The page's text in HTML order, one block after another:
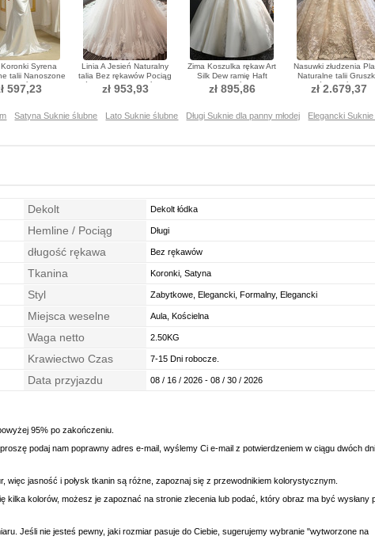
Koronki Syrena
talii Nanoszone
ślubne
597,23
Linia A Jesień Naturalny
talia Bez rękawów Pociąg
królewski Sukienka ślubne
zł 953,93
Zima Koszulka rękaw Art
Silk Dew ramię Haft
Sukienka ślubne
zł 895,86
Nasuwki złudzenia
Naturalne talii
Spódnica ślubne
zł 2.679,37
Satyna Suknie ślubne Lato Suknie ślubne Długi Suknie dla panny młodej
Elegancki Suknie
Dekolt Dekolt łódka
Hemline / Pociąg Długi
długość rękawa Bez rękawów
Tkanina Koronki, Satyna
Styl Zabytkowe, Elegancki, Formalny, Elegancki
Miejsca weselne Aula, Kościelna
Waga netto 2.50KG
Krawiectwo Czas 7-15 Dni robocze.
Data przyjazdu 08 / 16 / 2026 - 08 / 30 / 2026
95% po zakończeniu.
podaj nam poprawny adres e-mail, wyślemy Ci e-mail z potwierdzeniem w ciągu dwóch
jasność i połysk tkanin są różne, zapoznaj się z przewodnikiem kolorystycznym.
kolorów, możesz je zapoznać na stronie zlecenia lub podać, który obraz ma być wysłany
Jeśli nie jesteś pewny, jaki rozmiar pasuje do Ciebie, sugerujemy wybranie "wytworzone na